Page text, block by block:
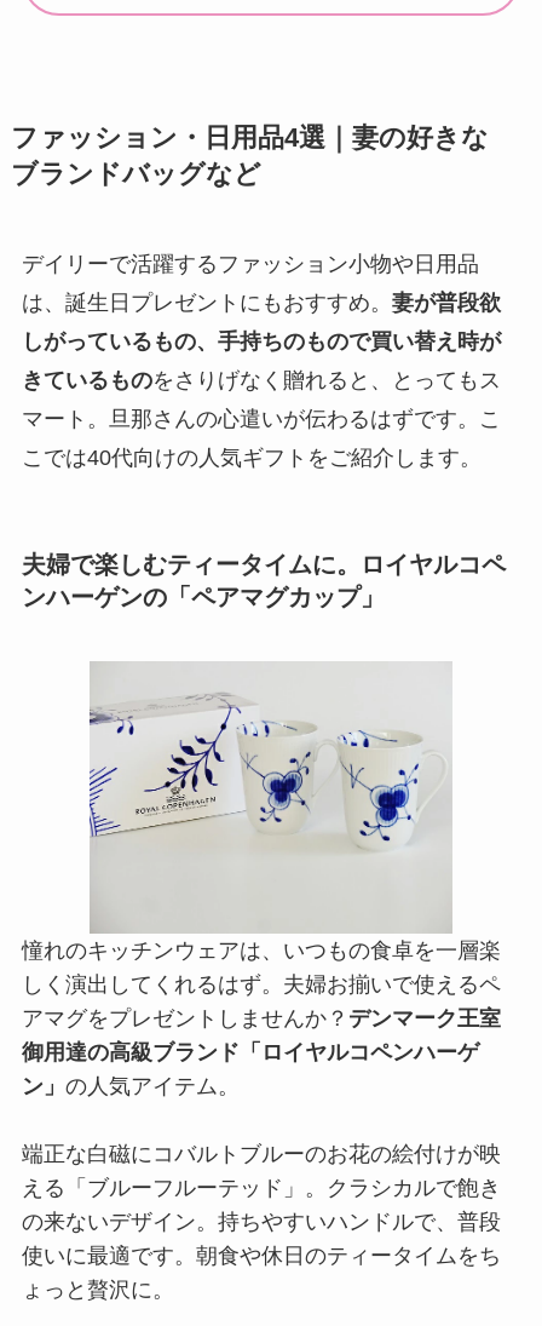
ファッション・日用品4選｜妻の好きな
ブランドバッグなど
デイリーで活躍するファッション小物や日用品
は、誕生日プレゼントにもおすすめ。 妻が普段欲
しがっているもの、手持ちのもので買い替え時が
きているものをさりげなく贈れると、とってもス
マート。旦那さんの心遣いが伝わるはずです。こ
こでは40代向けの人気ギフトをご紹介します。
夫婦で楽しむティータイムに。ロイヤルコペ
ンハーゲンの「ペアマグカップ」
憧れのキッチンウェアは、いつもの食卓を一層楽
しく演出してくれるはず。夫婦お揃いで使えるペ
アマグをプレゼントしませんか？ デンマーク王室
御用達の高級ブランド「ロイヤルコペンハーゲ
ン」 の人気アイテム。
端正な白磁にコバルトブルーのお花の絵付けが映
える「ブルーフルーテッド」。クラシカルで飽き
の来ないデザイン。持ちやすいハンドルで、普段
使いに最適です。朝食や休日のティータイムをち
ょっと贅沢に。